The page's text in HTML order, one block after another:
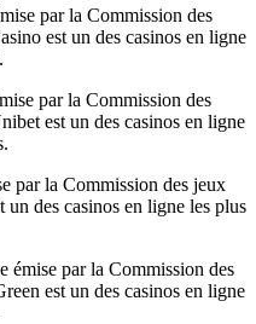
par la Commission des
est un des casinos en ligne
par la Commission des
est un des casinos en ligne
par la Commission des jeux
un des casinos en ligne les plus
émise par la Commission des
est un des casinos en ligne